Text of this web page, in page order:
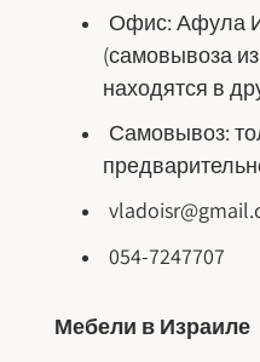
Офис: Афула
(самовывоза
находятся в
Самовывоз:
054-7247707
Мебели в Израиле